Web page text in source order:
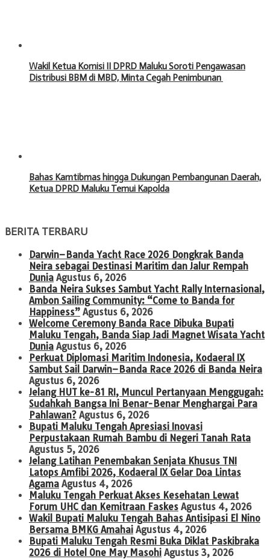
Wakil Ketua Komisi II DPRD Maluku Soroti Pengawasan
Distribusi BBM di MBD, Minta Cegah Penimbunan ‎
Bahas Kamtibmas hingga Dukungan Pembangunan Daerah,
Ketua DPRD Maluku Temui Kapolda
BERITA TERBARU
Darwin–Banda Yacht Race 2026 Dongkrak Banda
Neira sebagai Destinasi Maritim dan Jalur Rempah
Dunia Agustus 6, 2026
Banda Neira Sukses Sambut Yacht Rally Internasional,
Ambon Sailing Community: “Come to Banda for
Happiness” Agustus 6, 2026
Welcome Ceremony Banda Race Dibuka Bupati
Maluku Tengah, Banda Siap Jadi Magnet Wisata Yacht
Dunia Agustus 6, 2026
Perkuat Diplomasi Maritim Indonesia, Kodaeral IX
Sambut Sail Darwin–Banda Race 2026 di Banda Neira
Agustus 6, 2026
Jelang HUT ke-81 RI, Muncul Pertanyaan Menggugah:
Sudahkah Bangsa Ini Benar-Benar Menghargai Para
Pahlawan? Agustus 6, 2026
Bupati Maluku Tengah Apresiasi Inovasi
Perpustakaan Rumah Bambu di Negeri Tanah Rata
Agustus 5, 2026
Jelang Latihan Penembakan Senjata Khusus TNI
Latops Amfibi 2026, Kodaeral IX Gelar Doa Lintas
Agama Agustus 4, 2026
Maluku Tengah Perkuat Akses Kesehatan Lewat
Forum UHC dan Kemitraan Faskes Agustus 4, 2026
Wakil Bupati Maluku Tengah Bahas Antisipasi El Nino
Bersama BMKG Amahai Agustus 4, 2026
Bupati Maluku Tengah Resmi Buka Diklat Paskibraka
2026 di Hotel One May Masohi Agustus 3, 2026